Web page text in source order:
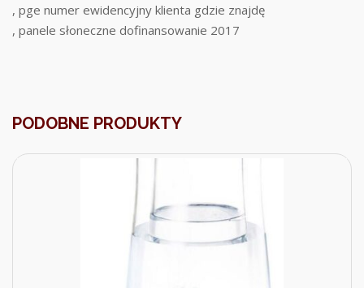
, pge numer ewidencyjny klienta gdzie znajdę
, panele słoneczne dofinansowanie 2017
PODOBNE PRODUKTY